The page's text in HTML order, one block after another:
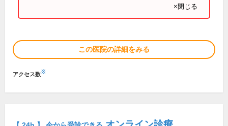
×閉じる
この医院の詳細をみる
アクセス数※